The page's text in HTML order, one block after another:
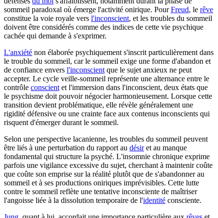
sommeil paradoxal où émerge l'activité onirique. PourFreud, le rêve
constitue la voie royale vers l'inconscient, et les troubles du sommeil
doivent être considérés comme des indices de cette vie psychique
cachée qui demande à s'exprimer.
L'anxiété non élaborée psychiquement s'inscrit particulièrement dans
le trouble du sommeil, car le sommeil exige une forme d'abandon et
de confiance envers l'inconscient que le sujet anxieux ne peut
accepter. Le cycle veille-sommeil représente une alternance entre le
contrôle conscient et l'immersion dans l'inconscient, deux états que
le psychisme doit pouvoir négocier harmonieusement. Lorsque cette
transition devient problématique, elle révèle généralement une
rigidité défensive ou une crainte face aux contenus inconscients qui
risquent d'émerger durant le sommeil.
Selon une perspective lacanienne, les troubles du sommeil peuvent
être liés à une perturbation du rapport au désiret au manque
fondamental qui structure la psyché. L'insomnie chronique exprime
parfois une vigilance excessive du sujet, cherchant à maintenir coûte
que coûte son emprise sur la réalité plutôt que de s'abandonner au
sommeil et à ses productions oniriques imprévisibles. Cette lutte
contre le sommeil reflète une tentative inconsciente de maîtriser
l'angoisse liée à la dissolution temporaire de l'identité consciente.